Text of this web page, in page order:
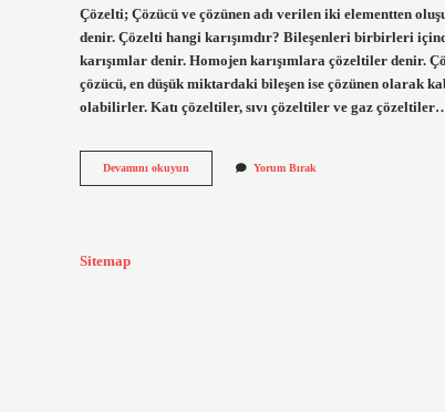
Çözelti; Çözücü ve çözünen adı verilen iki elementten
denir. Çözelti hangi karışımdır? Bileşenleri birbirleri
karışımlar denir. Homojen karışımlara çözeltiler denir.
çözücü, en düşük miktardaki bileşen ise çözünen olarak
olabilirler. Katı çözeltiler, sıvı çözeltiler ve gaz
Devamını okuyun Çözeltinin
Diğer
Yorum Bırak
Sitemap